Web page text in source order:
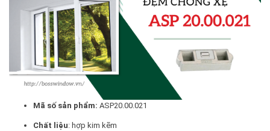
Mã số sản phẩm: ASP20.00.021
Chất liệu: hợp kim kẽm